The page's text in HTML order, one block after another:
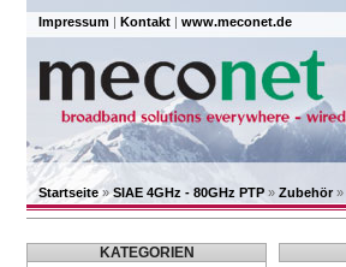
Impressum | Kontakt | www.meconet.de
Startseite»SIAE 4GHz - 80GHz PTP » Zubehör»
KATEGORIEN